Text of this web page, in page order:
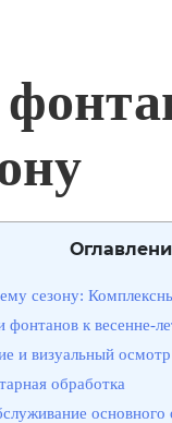
сезону:
к весенне-
и визуальный осмотр
обработка
основного